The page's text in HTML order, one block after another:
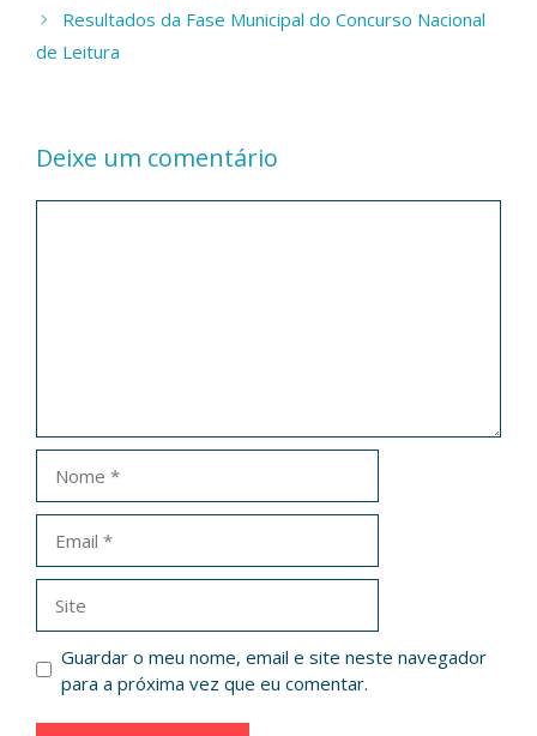
Resultados da Fase Municipal do Concurso Nacional
de Leitura
Deixe um comentário
Guardar o meu nome, email e site neste navegador
para a próxima vez que eu comentar.